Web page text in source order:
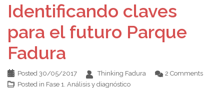
Identificando claves
para el futuro Parque
Fadura
Posted 30/05/2017 Thinking Fadura
2 Comments
Posted in Fase 1. Análisis y diagnóstico